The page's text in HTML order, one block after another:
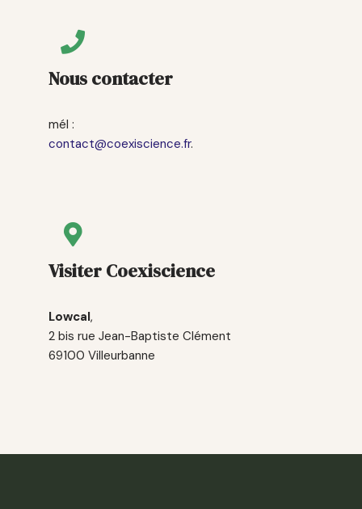
Nous contacter
mél :
contact@coexiscience.fr.
Visiter Coexiscience
Lowcal,
2 bis rue Jean-Baptiste Clément
69100 Villeurbanne